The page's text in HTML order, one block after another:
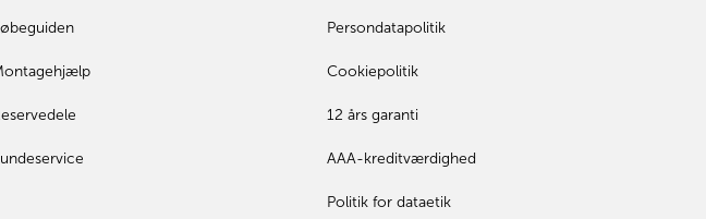
Persondatapolitik
Cookiepolitik
12 års garanti
AAA-kreditværdighed
Politik for dataetik